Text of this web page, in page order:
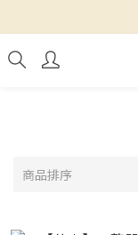
商品排序